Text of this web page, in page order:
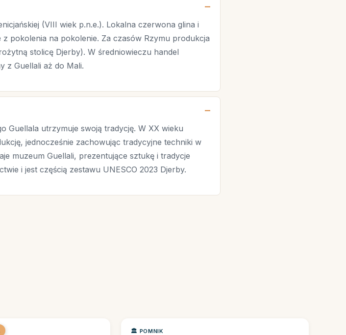
(VIII wiek p.n.e.). Lokalna czerwona glina i
pokolenia na pokolenie. Za czasów Rzymu produkcja
stolicę Djerby). W średniowieczu handel
z Guellali aż do Mali.
Guellala utrzymuje swoją tradycję. W XX wieku
jednocześnie zachowując tradycyjne techniki w
muzeum Guellali, prezentujące sztukę i tradycje
i jest częścią zestawu UNESCO 2023 Djerby.
🏛️ POMNIK